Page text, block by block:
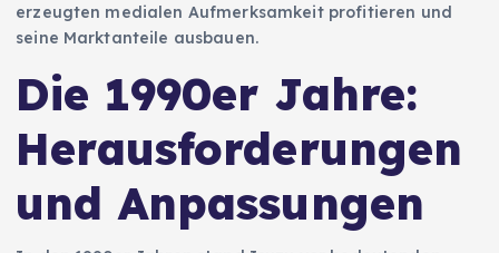
erzeugten medialen Aufmerksamkeit profitieren und
seine Marktanteile ausbauen.
Die 1990er Jahre:
Herausforderungen
und Anpassungen